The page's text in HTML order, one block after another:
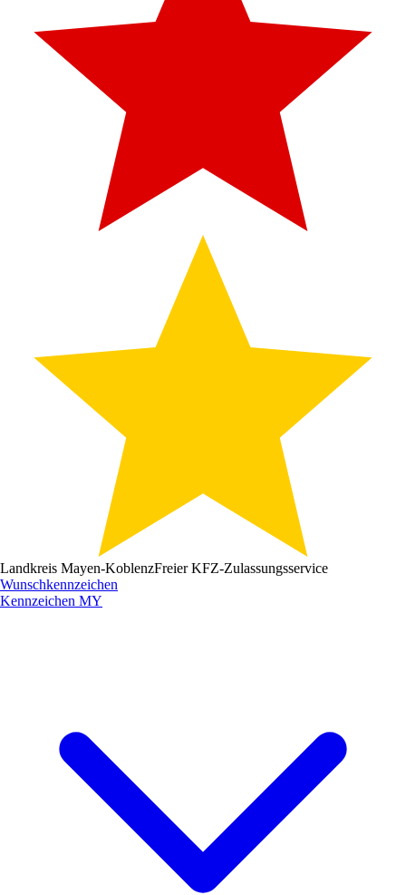
Landkreis Mayen-KoblenzFreier KFZ-Zulassungsservice
Wunschkennzeichen
Kennzeichen MY